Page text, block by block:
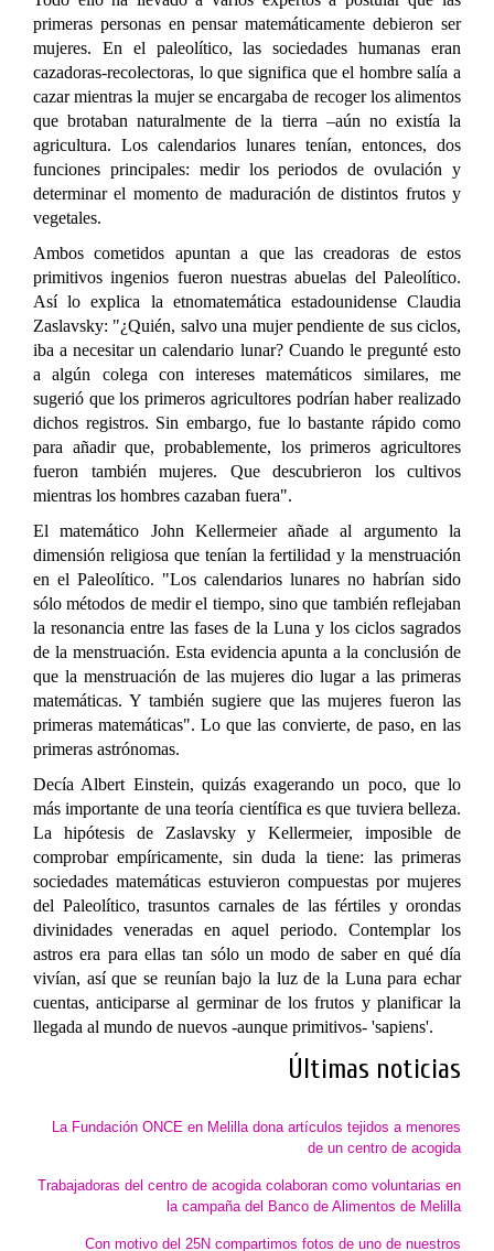
primeras personas en pensar matemáticamente debieron ser
mujeres. En el paleolítico, las sociedades humanas eran
cazadoras-recolectoras, lo que significa que el hombre salía a
cazar mientras la mujer se encargaba de recoger los alimentos
que brotaban naturalmente de la tierra –aún no existía la
agricultura. Los calendarios lunares tenían, entonces, dos
funciones principales: medir los periodos de ovulación y
determinar el momento de maduración de distintos frutos y
vegetales.
Ambos cometidos apuntan a que las creadoras de estos
primitivos ingenios fueron nuestras abuelas del Paleolítico.
Así lo explica la etnomatemática estadounidense Claudia
Zaslavsky: "¿Quién, salvo una mujer pendiente de sus ciclos,
iba a necesitar un calendario lunar? Cuando le pregunté esto
a algún colega con intereses matemáticos similares, me
sugerió que los primeros agricultores podrían haber realizado
dichos registros. Sin embargo, fue lo bastante rápido como
para añadir que, probablemente, los primeros agricultores
fueron también mujeres. Que descubrieron los cultivos
mientras los hombres cazaban fuera".
El matemático John Kellermeier añade al argumento la
dimensión religiosa que tenían la fertilidad y la menstruación
en el Paleolítico. "Los calendarios lunares no habrían sido
sólo métodos de medir el tiempo, sino que también reflejaban
la resonancia entre las fases de la Luna y los ciclos sagrados
de la menstruación. Esta evidencia apunta a la conclusión de
que la menstruación de las mujeres dio lugar a las primeras
matemáticas. Y también sugiere que las mujeres fueron las
primeras matemáticas". Lo que las convierte, de paso, en las
primeras astrónomas.
Decía Albert Einstein, quizás exagerando un poco, que lo
más importante de una teoría científica es que tuviera belleza.
La hipótesis de Zaslavsky y Kellermeier, imposible de
comprobar empíricamente, sin duda la tiene: las primeras
sociedades matemáticas estuvieron compuestas por mujeres
del Paleolítico, trasuntos carnales de las fértiles y orondas
divinidades veneradas en aquel periodo. Contemplar los
astros era para ellas tan sólo un modo de saber en qué día
vivían, así que se reunían bajo la luz de la Luna para echar
cuentas, anticiparse al germinar de los frutos y planificar la
llegada al mundo de nuevos -aunque primitivos- 'sapiens'.
Últimas noticias
La Fundación ONCE en Melilla dona artículos tejidos a menores
de un centro de acogida
Trabajadoras del centro de acogida colaboran como voluntarias en
la campaña del Banco de Alimentos de Melilla
Con motivo del 25N compartimos fotos de uno de nuestros